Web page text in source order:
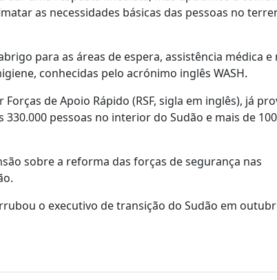
as necessidades básicas das pessoas no
para as áreas de espera, assistência médica e
conhecidas pelo acrónimo inglês WASH.
de Apoio Rápido (RSF, sigla em inglês), já
pessoas no interior do Sudão e mais de
sobre a reforma das forças de segurança nas
o executivo de transição do Sudão em